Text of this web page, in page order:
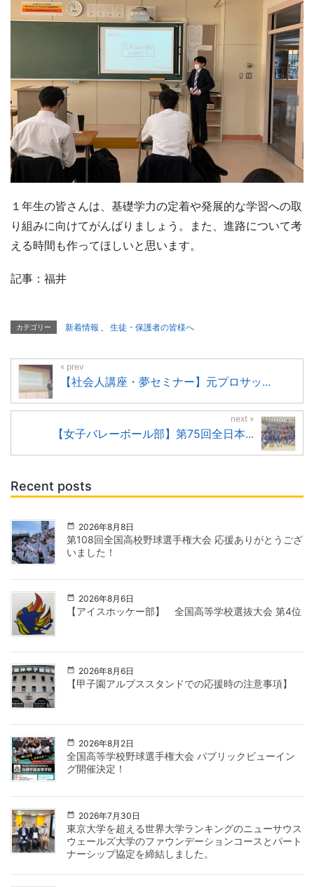
１年生の皆さんは、基礎学力の定着や発展的な学習への取
り組みに向けてがんばりましょう。また、進路について考
える時間も作ってほしいと思います。
記事：福井
カテゴリー 新着情報 、 生徒・保護者の皆様へ
【社会人講座・夢セミナー】元プロサッ...
【女子バレーボール部】第75回全日本...
Recent posts
2026年8月8日
第108回全国高校野球選手権大会 応援ありがとうござ
いました！
2026年8月6日
【アイスホッケー部】 全国高等学校選抜大会 第4位
2026年8月6日
【甲子園アルプススタンドでの応援時の注意事項】
2026年8月2日
全国高等学校野球選手権大会 パブリックビューイン
グ開催決定！
2026年7月30日
東京大学を超える世界大学ランキングのニューサウス
ウェールズ大学のファウンデーションコースとパート
ナーシップ協定を締結しました。